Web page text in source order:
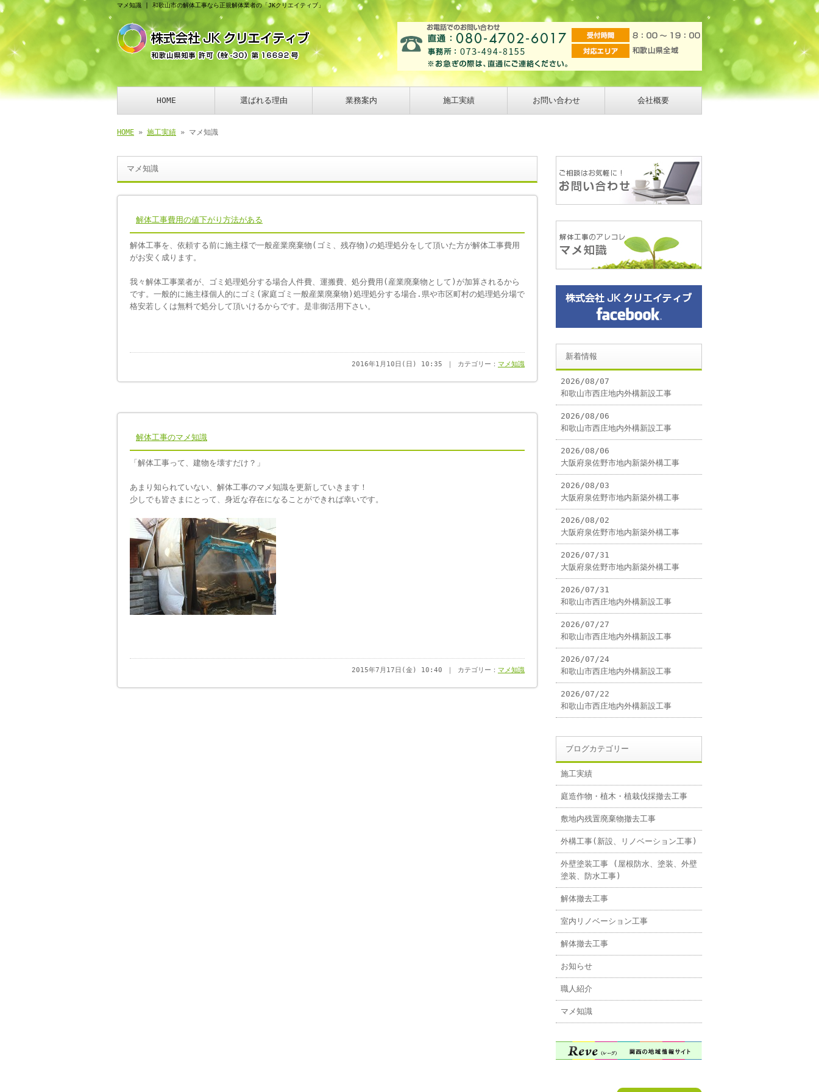
マメ知識 | 和歌山市の解体工事なら正規解体業者の「JKクリエイティブ」
HOME 選ばれる理由 業務案内 施工実績 お問い合わせ 会社概要
HOME » 施工実績 » マメ知識
マメ知識
解体工事費用の値下がり方法がある
解体工事を、依頼する前に施主様で一般産業廃棄物(ゴミ、残存物)の処理処分をして頂いた方が解体工事費用
がお安く成ります。
我々解体工事業者が、ゴミ処理処分する場合人件費、運搬費、処分費用(産業廃棄物として)が加算されるから
です。一般的に施主様個人的にゴミ(家庭ゴミ一般産業廃棄物)処理処分する場合.県や市区町村の処理処分場で
格安若しくは無料で処分して頂いけるからです。是非御活用下さい。
2016年1月10日(日) 10:35 ｜ カテゴリー： マメ知識
解体工事のマメ知識
「解体工事って、建物を壊すだけ？」
あまり知られていない、解体工事のマメ知識を更新していきます！
少しでも皆さまにとって、身近な存在になることができれば幸いです。
2015年7月17日(金) 10:40 ｜ カテゴリー： マメ知識
新着情報
2026/08/07
和歌山市西庄地内外構新設工事
2026/08/06
和歌山市西庄地内外構新設工事
2026/08/06
大阪府泉佐野市地内新築外構工事
2026/08/03
大阪府泉佐野市地内新築外構工事
2026/08/02
大阪府泉佐野市地内新築外構工事
2026/07/31
大阪府泉佐野市地内新築外構工事
2026/07/31
和歌山市西庄地内外構新設工事
2026/07/27
和歌山市西庄地内外構新設工事
2026/07/24
和歌山市西庄地内外構新設工事
2026/07/22
和歌山市西庄地内外構新設工事
ブログカテゴリー
施工実績
庭造作物・植木・植栽伐採撤去工事
敷地内残置廃棄物撤去工事
外構工事(新設、リノベーション工事)
外壁塗装工事 (屋根防水、塗装、外壁
塗装、防水工事)
解体撤去工事
室内リノベーション工事
解体撤去工事
お知らせ
職人紹介
マメ知識